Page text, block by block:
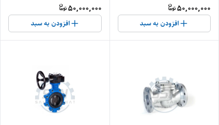
50,000,000
افزودن به سبد
50,000,000
افزودن به سبد